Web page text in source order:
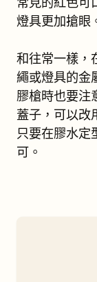
燈具更加搶眼
和往常一樣，
繩或燈具的金
膠槍時也要注
蓋子，可以改
只要在膠水定
可。